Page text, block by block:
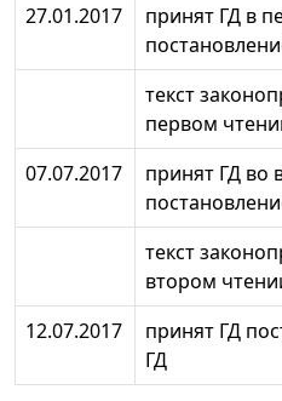
27.01.2017
принят ГД в
текст
первом
07.07.2017
принят ГД во
текст
втором
12.07.2017
принят ГД
ГД